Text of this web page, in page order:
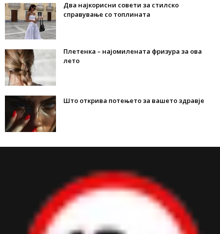
Два најкорисни совети за стилско
справување со топлината
Плетенка – најомилената фризура за ова
лето
Што открива потењето за вашето здравје